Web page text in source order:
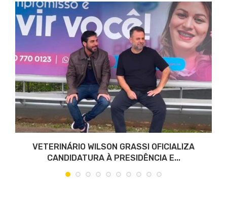
VETERINÁRIO WILSON GRASSI OFICIALIZA
CANDIDATURA À PRESIDÊNCIA E...